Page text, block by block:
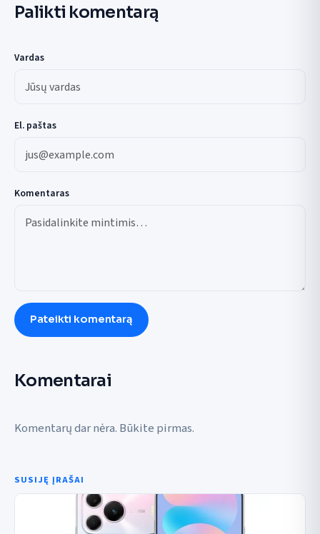
Palikti komentarą
Vardas
El. paštas
Komentaras
Pateikti komentarą
Komentarai
Komentarų dar nėra. Būkite pirmas.
SUSIJĘ ĮRAŠAI